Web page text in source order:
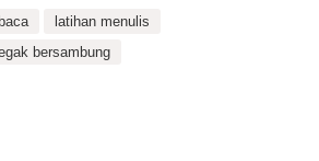
latihan menulis
bersambung